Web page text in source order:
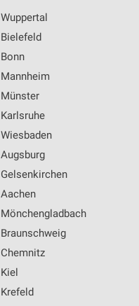
Wuppertal
Bielefeld
Bonn
Mannheim
Münster
Karlsruhe
Wiesbaden
Augsburg
Gelsenkirchen
Aachen
Mönchengladbach
Braunschweig
Chemnitz
Kiel
Krefeld